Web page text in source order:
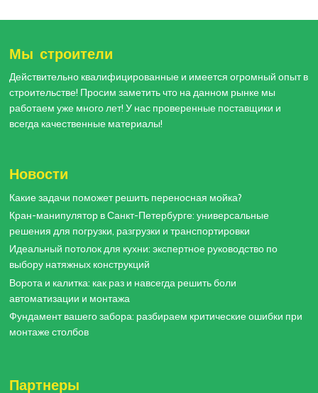
Мы строители
Действительно квалифицированные и имеется огромный опыт в
строительстве! Просим заметить что на данном рынке мы
работаем уже много лет! У нас проверенные поставщики и
всегда качественные материалы!
Новости
Какие задачи поможет решить переносная мойка?
Кран-манипулятор в Санкт-Петербурге: универсальные
решения для погрузки, разгрузки и транспортировки
Идеальный потолок для кухни: экспертное руководство по
выбору натяжных конструкций
Ворота и калитка: как раз и навсегда решить боли
автоматизации и монтажа
Фундамент вашего забора: разбираем критические ошибки при
монтаже столбов
Партнеры